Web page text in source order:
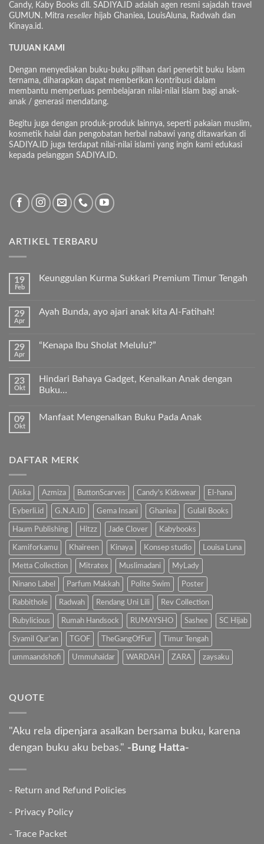
Candy, Kaby Books dll. SADIYA.ID adalah agen resmi sajadah travel
GUMUN. Mitra reseller hijab Ghaniea, LouisAluna, Radwah dan
Kinaya.id.
TUJUAN KAMI
Dengan menyediakan buku-buku pilihan dari penerbit buku Islam
ternama, diharapkan dapat memberikan kontribusi dalam
membantu memperluas pembelajaran nilai-nilai islam bagi anak-
anak / generasi mendatang.
Begitu juga dengan produk-produk lainnya, seperti pakaian muslim,
kosmetik halal dan pengobatan herbal nabawi yang ditawarkan di
SADIYA.ID juga terdapat nilai-nilai islami yang ingin kami edukasi
kepada pelanggan SADIYA.ID.
ARTIKEL TERBARU
19
Feb
Keunggulan Kurma Sukkari Premium Timur Tengah
pada
Premium
29
Apr
Ayah Bunda, ayo ajari anak kita Al-Fatihah!
pada
ajari
kita
29
Apr
“Kenapa Ibu Sholat Melulu?”
pada
“Kenapa
23
Okt
Hindari Bahaya Gadget, Kenalkan Anak dengan
Buku…
komentar
Kenalkan
Anak
09
Okt
Manfaat Mengenalkan Buku Pada Anak
Manfaat
Anak
DAFTAR MERK
Aiska Azmiza ButtonScarves Candy's Kidswear El-hana
Eyberli.id G.N.A.ID Gema Insani Ghaniea Gulali Books
Haum Publishing Hitzz Jade Clover Kabybooks
Kamiforkamu Khaireen Kinaya Konsep studio Louisa Luna
Metta Collection Mitratex Muslimadani MyLady
Ninano Label Parfum Makkah Polite Swim Poster
Rabbithole Radwah Rendang Uni Lili Rev Collection
Rubylicious Rumah Handsock RUMAYSHO Sashee SC Hijab
Syamil Qur'an TGOF TheGangOfFur Timur Tengah
ummaandshofi Ummuhaidar WARDAH ZARA zaysaku
QUOTE
"Aku rela dipenjara asalkan bersama buku, karena
dengan buku aku bebas." -Bung Hatta-
- Return and Refund Policies
- Privacy Policy
- Trace Packet